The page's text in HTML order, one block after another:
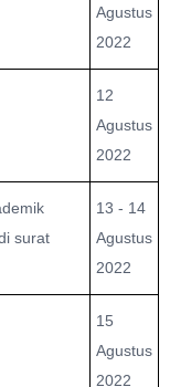
Agustus
2022
12
Agustus
2022
surat
13 - 14
Agustus
2022
15
Agustus
2022